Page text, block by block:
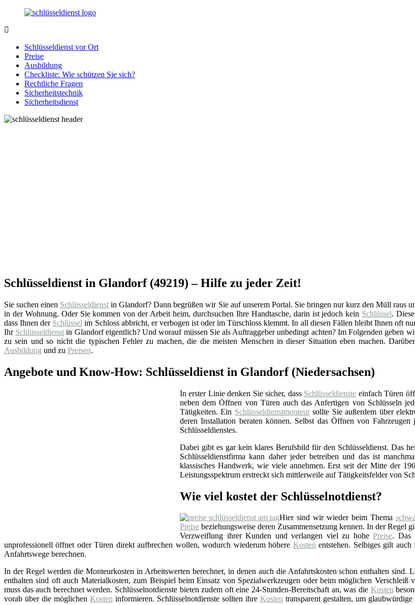
Zurück
Inhalt
Notlage
wird
gelöst!
Schlüsseldienst vor Ort
Preise
Ausbildung
Checkliste: Wie schützen Sie sich?
Rechtliche Fragen
Sicherheitstechnik
Sicherheitsdienst
Schlüsseldienst in Glandorf (49219) – Hilfe zu jeder Zeit!
Sie suchen einen Schlüsseldienst in Glandorf? Dann begrüßen wir Sie auf unserem Portal. Sie bringen nur kurz den Müll raus
in der Wohnung. Oder Sie kommen von der Arbeit heim, durchsuchen Ihre Handtasche, darin ist jedoch kein Schlüssel.
dass Ihnen der Schlüssel im Schloss abbricht, er verbogen ist oder im Türschloss klemmt. In all diesen Fällen bleibt Ihnen oft
Ihr Schlüsseldienst in Glandorf eigentlich? Und worauf müssen Sie als Auftraggeber unbedingt achten? Im Folgenden
zu sein und so nicht die typischen Fehler zu machen, die die meisten Menschen in dieser Situation eben machen.
Ausbildung und zu Preisen.
Angebote und Know-How: Schlüsseldienst in Glandorf (Niedersachsen)
In erster Linie denken Sie sicher, dass Schlüsseldienste einfach Türen
neben dem Öffnen von Türen auch das Anfertigen von Schlüsseln
Tätigkeiten. Ein Schlüsseldienstmonteursollte Sie außerdem über
deren Installation beraten können. Selbst das Öffnen von
Schlüsseldienstes.
Dabei gibt es gar kein klares Berufsbild für den Schlüsseldienst. Das
Schlüsseldienstfirma kann daher jeder betreiben und das ist
klassisches Handwerk, wie viele annehmen. Erst seit der Mitte der
Leistungsspektrum erstreckt sich mittlerweile auf Tätigkeitsfelder von
Wie viel kostet der Schlüsselnotdienst?
Hier sind wir wieder beim Thema
Preise beziehungsweise deren Zusammensetzung kennen. In der Regel
Verzweiflung ihrer Kunden und verlangen viel zu hohe Preise. Das
unprofessionell öffnet oder Türen direkt aufbrechen wollen, wodurch wiederum höhere Kostenentstehen. Selbiges gilt auch
Anfahrtswege berechnen.
In der Regel werden die Monteurkosten in Arbeitswerten berechnet, in denen auch die Anfahrtskosten schon enthalten
enthalten sind oft auch Materialkosten, zum Beispiel beim Einsatz von Spezialwerkzeugen oder beim möglichen Verschleiß
muss das auch berechnet werden. Schlüsselnotdienste bieten zudem oft eine 24-Stunden-Bereitschaft an, was die Kosten
vorab über die möglichen Kosten informieren. Schlüsselnotdienste sollten ihre Kosten transparent gestalten, um